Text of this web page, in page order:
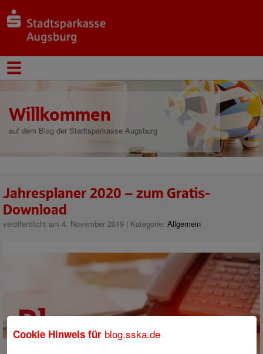
Willkommen
auf dem Blog der Stadtsparkasse Augsburg
Jahresplaner 2020 – zum Gratis-
Download
veröffentlicht am 4. November 2019 | Kategorie: Allgemein
Cookie Hinweis für blog.sska.de